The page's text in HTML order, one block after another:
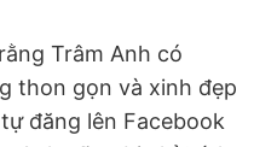
Trâm Anh có
thon gọn và xinh đẹp
đăng lên Facebook